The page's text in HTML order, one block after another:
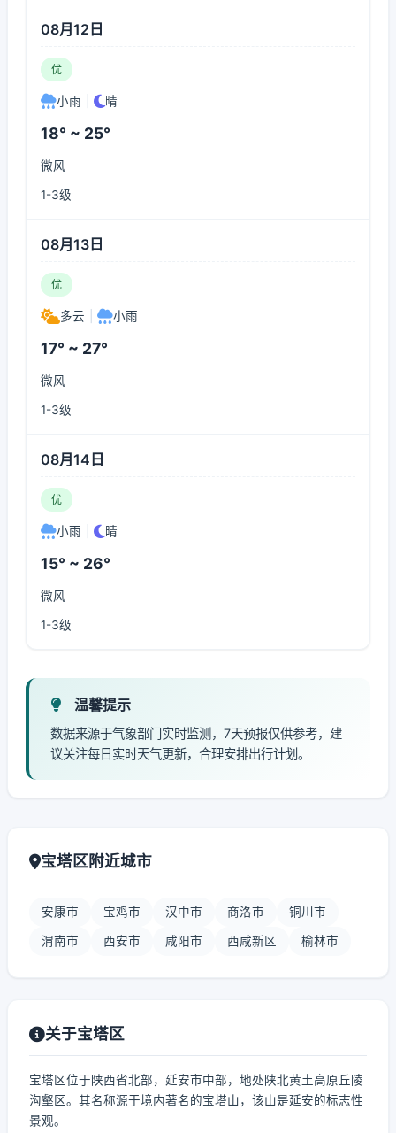
08月12日
优
小雨 晴
18° ~ 25°
微风
1-3级
08月13日
优
多云 小雨
17° ~ 27°
微风
1-3级
08月14日
优
小雨 晴
15° ~ 26°
微风
1-3级
温馨提示
数据来源于气象部门实时监测，7天预报仅供参考，建
议关注每日实时天气更新，合理安排出行计划。
宝塔区附近城市
安康市 宝鸡市 汉中市 商洛市 铜川市
渭南市 西安市 咸阳市 西咸新区 榆林市
关于宝塔区
宝塔区位于陕西省北部，延安市中部，地处陕北黄土高原丘陵
沟壑区。其名称源于境内著名的宝塔山，该山是延安的标志性
景观。